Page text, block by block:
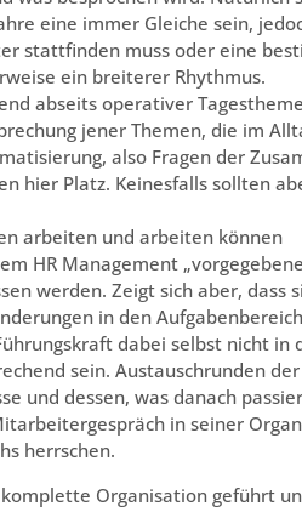
eine immer Gleiche sein,
stattfinden muss oder eine
ein breiterer Rhythmus.
abseits operativer
jener Themen, die im
also Fragen der
hier Platz. Keinesfalls sollten
arbeiten und arbeiten können
HR Management
werden. Zeigt sich aber,
in den
dabei selbst nicht in
sein. Austauschrunden
und dessen, was danach
in seiner
herrschen.
Organisation geführt